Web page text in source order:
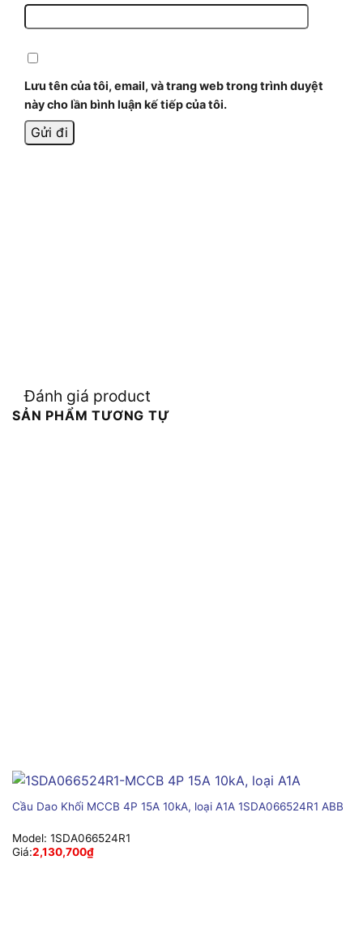
Lưu tên của tôi, email, và trang web trong trình duyệt
này cho lần bình luận kế tiếp của tôi.
Đánh giá product
SẢN PHẨM TƯƠNG TỰ
Cầu Dao Khối MCCB 4P 15A 10kA, loại A1A 1SDA066524R1 ABB
Model: 1SDA066524R1
Giá:2,130,700₫